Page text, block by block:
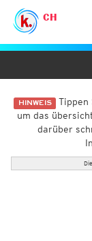
CH
HINWEIS Tippen
um das
darüber